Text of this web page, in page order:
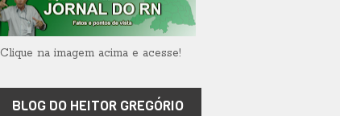
Clique na imagem acima e acesse!
BLOG DO HEITOR GREGÓRIO